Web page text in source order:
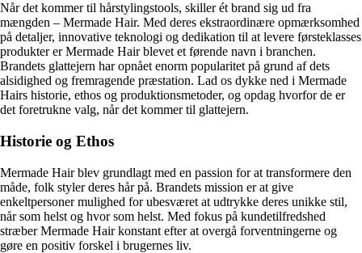
Når det kommer til hårstylingstools, skiller ét brand sig ud fra
mængden – Mermade Hair. Med deres ekstraordinære opmærksomhed
på detaljer, innovative teknologi og dedikation til at levere førsteklasses
produkter er Mermade Hair blevet et førende navn i branchen.
Brandets glattejern har opnået enorm popularitet på grund af dets
alsidighed og fremragende præstation. Lad os dykke ned i Mermade
Hairs historie, ethos og produktionsmetoder, og opdag hvorfor de er
det foretrukne valg, når det kommer til glattejern.
Historie og Ethos
Mermade Hair blev grundlagt med en passion for at transformere den
måde, folk styler deres hår på. Brandets mission er at give
enkeltpersoner mulighed for ubesværet at udtrykke deres unikke stil,
når som helst og hvor som helst. Med fokus på kundetilfredshed
stræber Mermade Hair konstant efter at overgå forventningerne og
gøre en positiv forskel i brugernes liv.